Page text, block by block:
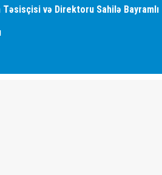
Təsisçisi və Direktoru Sahilə Bayramlı